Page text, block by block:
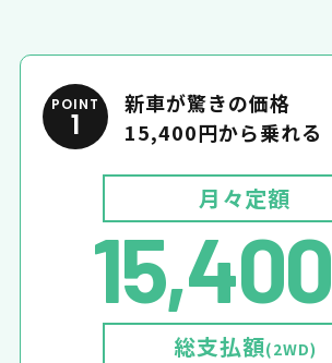
POINT
1
新車が驚きの価格
15,400円から乗れる
月々定額
15,400
総支払額(2WD)